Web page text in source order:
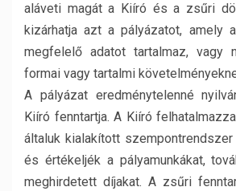
aláveti magát a Kiíró és a zsűri
kizárhatja azt a pályázatot, amely
megfelelő adatot tartalmaz, vagy
formai vagy tartalmi
A pályázat eredménytelenné
Kiíró fenntartja. A Kiíró
általuk kialakított
és értékeljék a pályamunkákat,
meghirdetett díjakat. A zsűri